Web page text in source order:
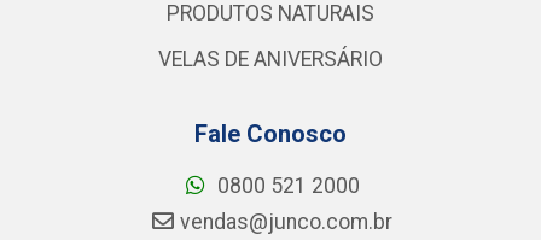
PRODUTOS NATURAIS
VELAS DE ANIVERSÁRIO
Fale Conosco
0800 521 2000
vendas@junco.com.br